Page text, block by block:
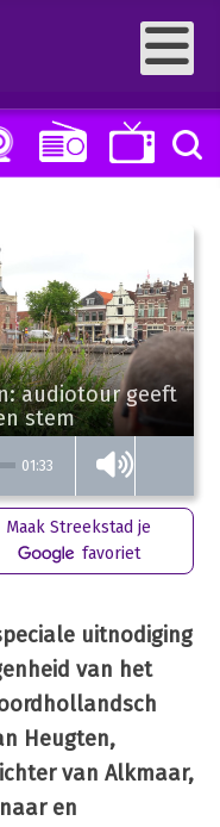
01:33
audiotour geeft
stem
Maak Streekstad je
favoriet
uitnodiging
van het
Heugten,
van Alkmaar,
en